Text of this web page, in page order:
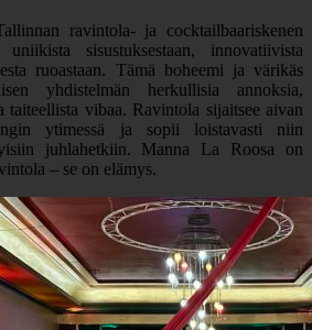
ravintola- ja cocktailbaariskenen
sisustuksestaan, innovatiivista
ruoastaan. Tämä boheemi ja värikäs
yhdistelmän herkullisia annoksia,
taiteellista vibaa. Ravintola sijaitsee aivan
ytimessä ja sopii loistavasti niin
juhlahetkiin. Manna La Roosa on
– se on elämys.